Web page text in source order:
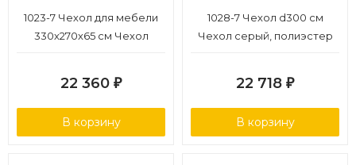
1023-7 Чехол для мебели
330х270х65 см Чехол
22 360 ₽
В корзину
1028-7 Чехол d300 см
Чехол серый, полиэстер
22 718 ₽
В корзину